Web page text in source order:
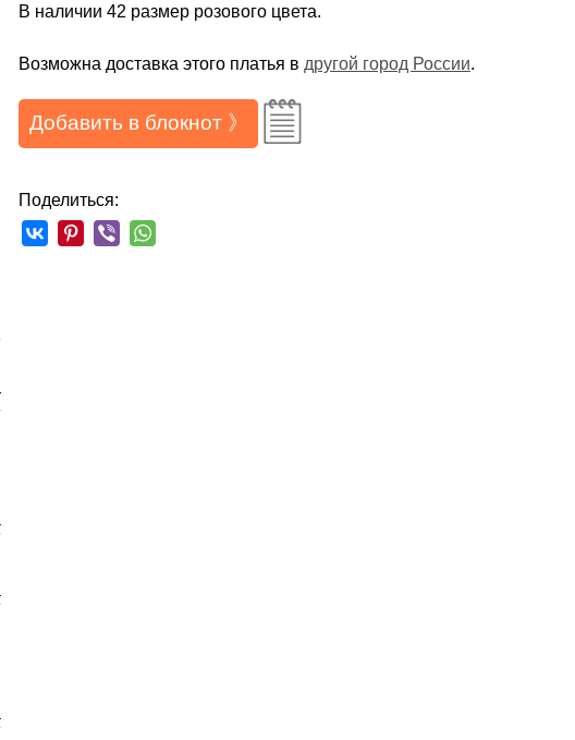
В наличии 42 размер розового цвета.
Возможна доставка этого платья в другой город России.
Добавить в блокнот 》
Поделиться: